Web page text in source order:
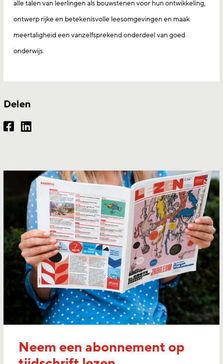
alle talen van leerlingen als bouwstenen voor hun ontwikkeling,
ontwerp rijke en betekenisvolle leesomgevingen en maak
meertaligheid een vanzelfsprekend onderdeel van goed
onderwijs.
Delen
Neem een abonnement op